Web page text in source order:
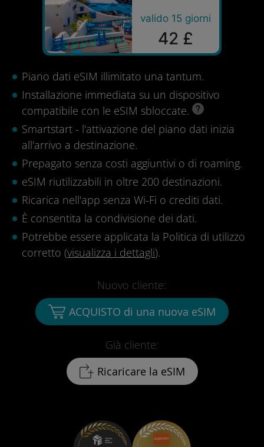
valido 15 giorni
42 £
Piano dati eSIM illimitato una tantum.
Installazione immediata su un dispositivo
compatibile con le eSIM sbloccate.
Smartstart - l'attivazione del piano dati inizia
all'arrivo a destinazione.
Prepagato senza costi aggiuntivi o di roaming.
eSIM riutilizzabili in oltre 200 destinazioni.
Ricarica nell'app senza Wi-Fi o crediti dati.
È consentita la condivisione dei dati.
Potrebbe essere applicata la Politica di utilizzo
corretto (visualizza i dettagli).
Già cliente:
Ricaricare la eSIM
Nuovo cliente:
ACQUISTO di una nuova eSIM